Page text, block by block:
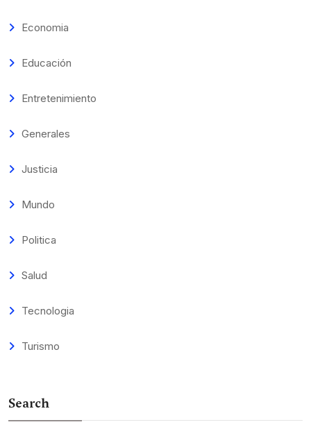
Economia
Educación
Entretenimiento
Generales
Justicia
Mundo
Politica
Salud
Tecnologia
Turismo
Search